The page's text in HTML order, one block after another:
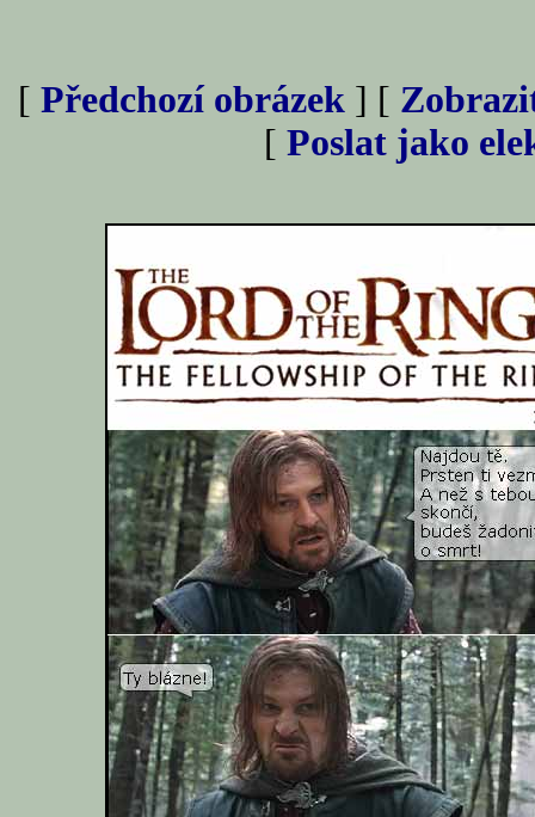
[ Předchozí obrázek ] [
[ Poslat jako